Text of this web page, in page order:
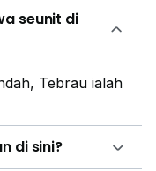
seunit di
Tebrau ialah
di sini?